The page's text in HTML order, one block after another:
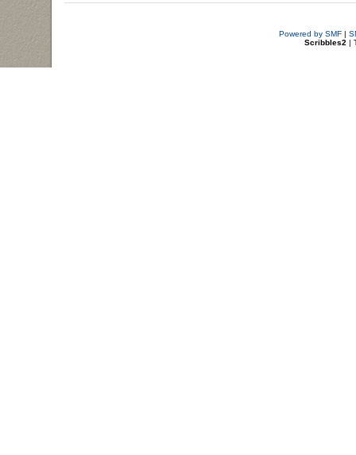
Powered by SMF|
Scribbles2 |